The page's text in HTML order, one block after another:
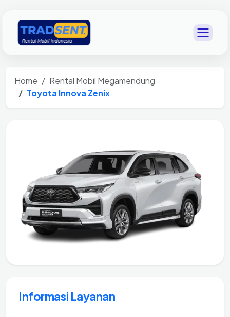
Home
Rental Mobil Megamendung
Toyota Innova Zenix
Informasi Layanan